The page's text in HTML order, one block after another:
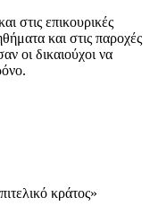
στις επικουρικές
και στις παροχές
οι δικαιούχοι να